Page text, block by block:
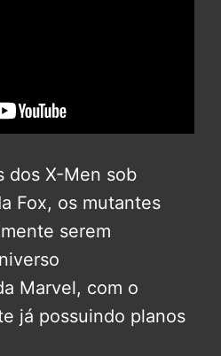
dos X-Men sob
Fox, os mutantes
serem
Marvel, com o
já possuindo planos